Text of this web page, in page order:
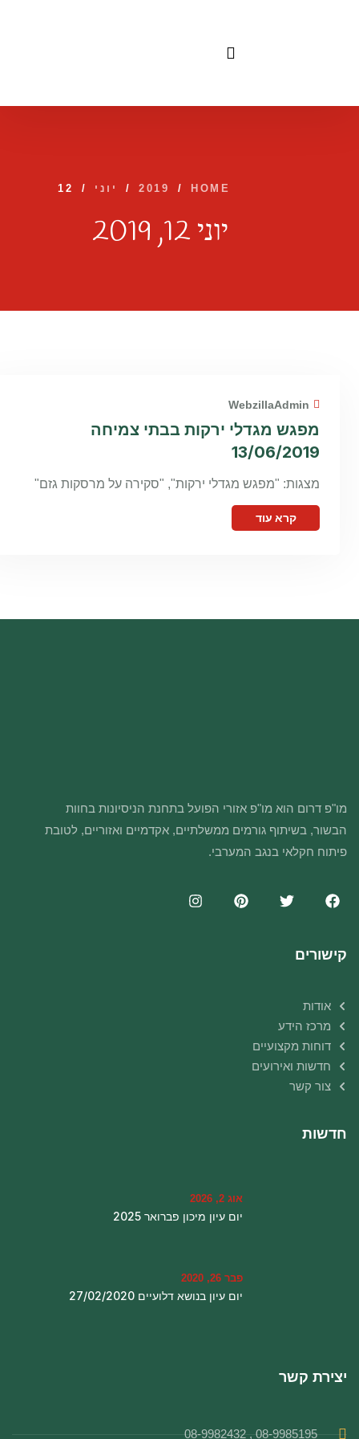
HOME
/
2019
/ יוני /
12
יוני 12, 2019
WebzillaAdmin
מפגש מגדלי ירקות בבתי צמיחה
13/06/2019
מצגות: "מפגש מגדלי ירקות", "סקירה על מרסקות גזם"
קרא עוד
מו"פ דרום הוא מו"פ אזורי הפועל בתחנת הניסיונות בחוות
הבשור, בשיתוף גורמים ממשלתיים, אקדמיים ואזוריים, לטובת
פיתוח חקלאי בנגב המערבי.
קישורים
אודות
מרכז הידע
דוחות מקצועיים
חדשות ואירועים
צור קשר
חדשות
אוג 2, 2026
יום עיון מיכון פברואר 2025
פבר 26, 2020
יום עיון בנושא דלועיים 27/02/2020
יצירת קשר
08-9985195 , 08-9982432